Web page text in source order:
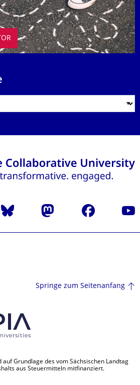
Bluesky Mastodon Facebook
Springe zum Seitenanfang
auf Grundlage des vom Sächsischen Landtag
aus Steuermitteln mitfinanziert.